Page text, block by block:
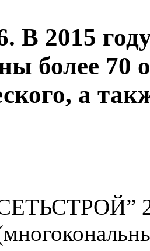
В 2015
более 70
а